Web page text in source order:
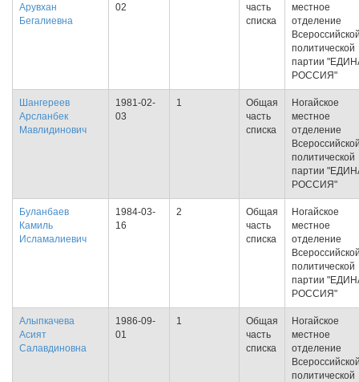
Арувхан
Бегалиевна
02
часть
списка
местное
отделение
политической
партии
РОССИЯ"
Шангереев
Арсланбек
Мавлидинович
1981-02-
03
1
Общая
часть
списка
Ногайское
местное
отделение
политической
партии
РОССИЯ"
Буланбаев
Камиль
Исламалиевич
1984-03-
16
2
Общая
часть
списка
Ногайское
местное
отделение
политической
партии
РОССИЯ"
Алыпкачева
Асият
Салавдиновна
1986-09-
01
1
Общая
часть
списка
Ногайское
местное
отделение
политической